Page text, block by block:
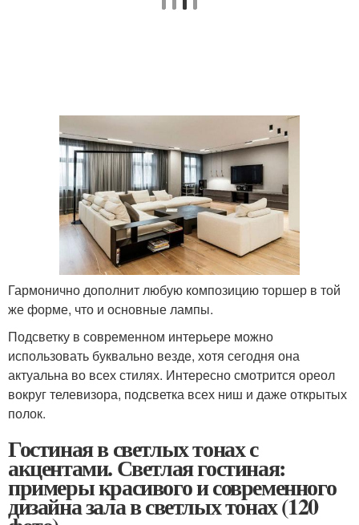
Гармонично дополнит любую композицию торшер в той
же форме, что и основные лампы.
Подсветку в современном интерьере можно
использовать буквально везде, хотя сегодня она
актуальна во всех стилях. Интересно смотрится ореол
вокруг телевизора, подсветка всех ниш и даже открытых
полок.
Гостиная в светлых тонах с
акцентами. Светлая гостиная:
примеры красивого и современного
дизайна зала в светлых тонах (120